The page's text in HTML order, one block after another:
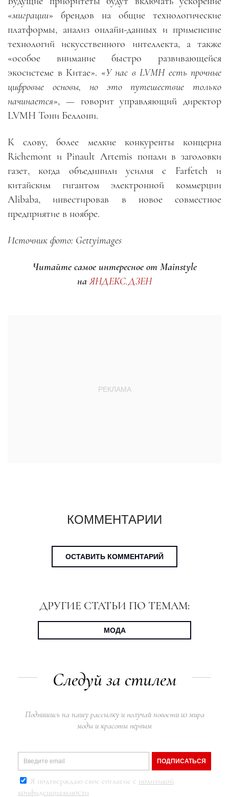
«миграции» брендов на общие технологические
платформы, анализ онлайн-данных и применение
технологий искусственного интеллекта, а также
«особое внимание быстро развивающейся
экосистеме в Китае». «У нас в LVMH есть прочные
цифровые основы, но это путешествие только
начинается», — говорит управляющий директор
LVMH Тони Беллони.
К слову, более мелкие конкуренты концерна
Richemont и Pinault Artemis попали в заголовки
газет, когда объединили усилия с Farfetch и
китайским гигантом электронной коммерции
Alibaba, инвестировав в новое совместное
предприятие в ноябре.
Источник фото: Gettyimages
Читайте самое интересное от Mainstyle
наЯНДЕКС.ДЗЕН
КОММЕНТАРИИ
ОСТАВИТЬ КОММЕНТАРИЙ
ДРУГИЕ СТАТЬИ ПО ТЕМАМ:
МОДА
Следуй за стилем
Подпишись на нашу рассылку и получай новости из мира
моды и красоты первым
ПОДПИСАТЬСЯ
Я подтверждаю свое согласие с политикой
конфиденциальности